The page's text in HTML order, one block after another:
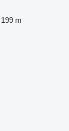
199 m